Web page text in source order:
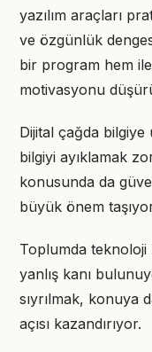
yazılım araçları
ve özgünlük
bir program hem
motivasyonu
Dijital çağda
bilgiyi ayıklamak
konusunda da
büyük önem
Toplumda teknoloji
yanlış kanı
sıyrılmak, konuya
açısı kazandırıyor.